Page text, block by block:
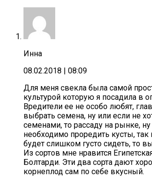
Инна
08.02.2018 | 08:09
Для меня свекла была самой
культурой которую я посадила в
Вредители ее не особо любят,
выбрать семена, ну или если не
семенами, то рассаду на рынке,
необходимо проредить кусты, так
будет слишком густо сидеть, то
Из сортов мне нравится
Болтарди. Эти два сорта дают
корнеплод сам по себе вкусный.